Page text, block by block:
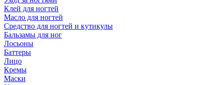
Клей для ногтей
Масло для ногтей
Средство для ногтей и кутикулы
Бальзамы для ног
Лосьоны
Баттеры
Лицо
Кремы
Маски